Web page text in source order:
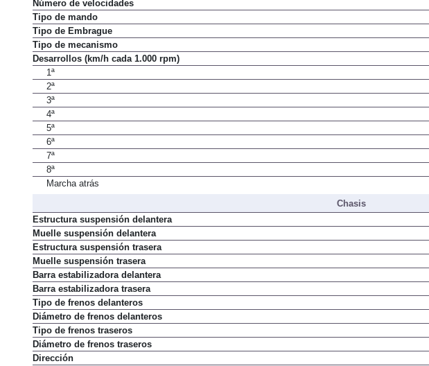
Número de velocidades
Tipo de mando
Tipo de Embrague
Tipo de mecanismo
Desarrollos (km/h cada 1.000 rpm)
1ª
2ª
3ª
4ª
5ª
6ª
7ª
8ª
Marcha atrás
Chasis
Estructura suspensión delantera
Muelle suspensión delantera
Estructura suspensión trasera
Muelle suspensión trasera
Barra estabilizadora delantera
Barra estabilizadora trasera
Tipo de frenos delanteros
Diámetro de frenos delanteros
Tipo de frenos traseros
Diámetro de frenos traseros
Dirección